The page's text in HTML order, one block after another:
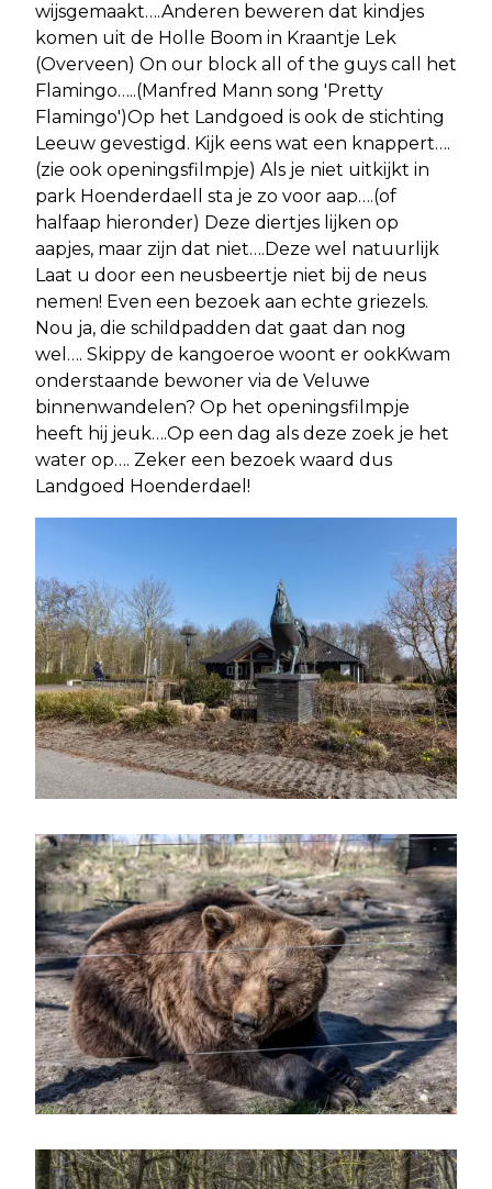
wijsgemaakt….Anderen beweren dat kindjes
komen uit de Holle Boom in Kraantje Lek
(Overveen) On our block all of the guys call het
Flamingo…..(Manfred Mann song 'Pretty
Flamingo')Op het Landgoed is ook de stichting
Leeuw gevestigd. Kijk eens wat een knappert….
(zie ook openingsfilmpje) Als je niet uitkijkt in
park Hoenderdaell sta je zo voor aap….(of
halfaap hieronder) Deze diertjes lijken op
aapjes, maar zijn dat niet….Deze wel natuurlijk
Laat u door een neusbeertje niet bij de neus
nemen! Even een bezoek aan echte griezels.
Nou ja, die schildpadden dat gaat dan nog
wel…. Skippy de kangoeroe woont er ookKwam
onderstaande bewoner via de Veluwe
binnenwandelen? Op het openingsfilmpje
heeft hij jeuk….Op een dag als deze zoek je het
water op…. Zeker een bezoek waard dus
Landgoed Hoenderdael!